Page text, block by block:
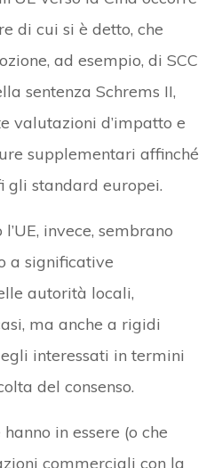
di cui si è detto, che
ad esempio, di SCC
sentenza Schrems II,
valutazioni d’impatto e
supplementari affinché
gli standard europei.
invece, sembrano
a significative
autorità locali,
ma anche a rigidi
interessati in termini
del consenso.
in essere (o che
commerciali con la